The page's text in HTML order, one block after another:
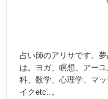
占い師のアリサです。
は。ヨガ、瞑想、アー
科、数学、心理学、マ
イクetc..。